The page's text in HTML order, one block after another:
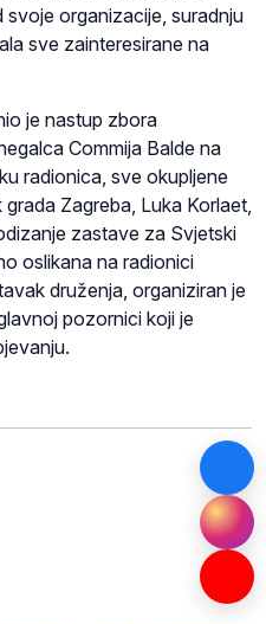
svoje organizacije, suradnju
sve zainteresirane na
je nastup zbora
Commija Balde na
radionica, sve okupljene
Zagreba, Luka Korlaet,
zastave za Svjetski
oslikana na radionici
druženja, organiziran je
pozornici koji je